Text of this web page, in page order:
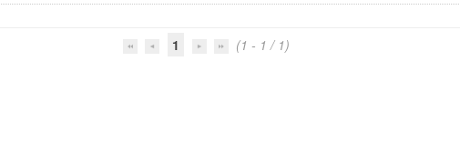
1 (1 - 1 / 1)